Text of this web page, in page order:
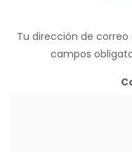
Tu dirección de
campos